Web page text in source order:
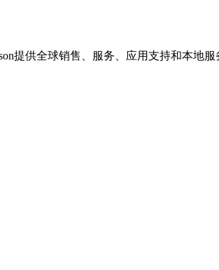
提供全球销售、服务、应用支持和本地